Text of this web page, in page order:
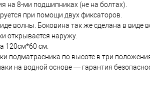
на 8-ми подшипниках (не на болтах).
при помощи двух фиксаторов.
волны. Боковина так же сделана в виде
открывается наружу.
120см*60 см.
подматрасника по высоте в три
на водной основе — гарантия